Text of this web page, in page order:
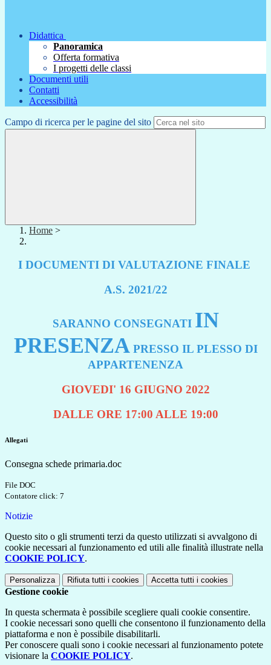
Didattica
Panoramica
Offerta formativa
I progetti delle classi
Documenti utili
Contatti
Accessibilità
Campo di ricerca per le pagine del sito
Home >
I DOCUMENTI DI VALUTAZIONE FINALE
A.S. 2021/22
SARANNO CONSEGNATI IN
PRESENZAPRESSO IL PLESSO DI
APPARTENENZA
GIOVEDI' 16 GIUGNO 2022
DALLE ORE 17:00 ALLE 19:00
Allegati
Consegna schede primaria.doc
File DOC
Contatore click: 7
Notizie
Questo sito o gli strumenti terzi da questo utilizzati si avvalgono di
cookie necessari al funzionamento ed utili alle finalità illustrate nella
COOKIE POLICY.
Personalizza Rifiuta tutti i cookies Accetta tutti i cookies
Gestione cookie
In questa schermata è possibile scegliere quali cookie consentire.
I cookie necessari sono quelli che consentono il funzionamento della
piattaforma e non è possibile disabilitarli.
Per conoscere quali sono i cookie necessari al funzionamento potete
visionare la COOKIE POLICY.